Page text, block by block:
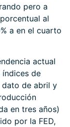
pero a
al
a en el cuarto
actual
de
dato de abril y
en tres años)
por la FED,